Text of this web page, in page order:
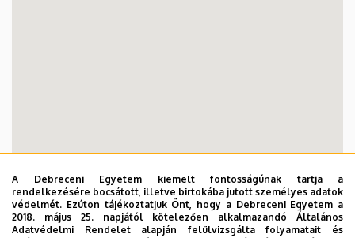
A Debreceni Egyetem kiemelt fontosságúnak tartja a
rendelkezésére bocsátott, illetve birtokába jutott személyes adatok
védelmét. Ezúton tájékoztatjuk Önt, hogy a Debreceni Egyetem a
2018. május 25. napjától kötelezően alkalmazandó Általános
Adatvédelmi Rendelet alapján felülvizsgálta folyamatait és